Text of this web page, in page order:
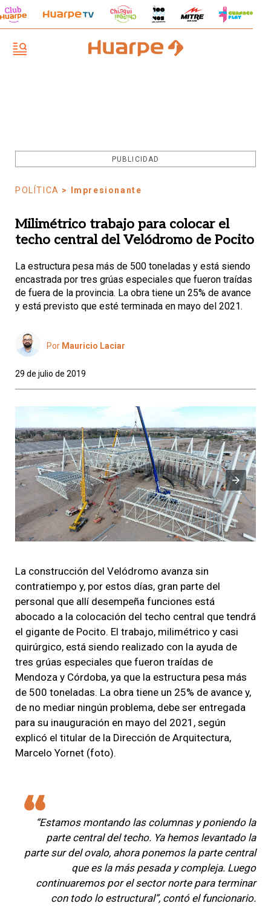
PUBLICIDAD
POLÍTICA > Impresionante
Milimétrico trabajo para colocar el
techo central del Velódromo de Pocito
La estructura pesa más de 500 toneladas y está siendo
encastrada por tres grúas especiales que fueron traídas
de fuera de la provincia. La obra tiene un 25% de avance
y está previsto que esté terminada en mayo del 2021.
Por Mauricio Laciar
29 de julio de 2019
La construcción del Velódromo avanza sin
contratiempo y, por estos días, gran parte del
personal que allí desempeña funciones está
abocado a la colocación del techo central que tendrá
el gigante de Pocito. El trabajo, milimétrico y casi
quirúrgico, está siendo realizado con la ayuda de
tres grúas especiales que fueron traídas de
Mendoza y Córdoba, ya que la estructura pesa más
de 500 toneladas. La obra tiene un 25% de avance y,
de no mediar ningún problema, debe ser entregada
para su inauguración en mayo del 2021, según
explicó el titular de la Dirección de Arquitectura,
Marcelo Yornet (foto).
“Estamos montando las columnas y poniendo la
parte central del techo. Ya hemos levantado la
parte sur del ovalo, ahora ponemos la parte central
que es la más pesada y compleja. Luego
continuaremos por el sector norte para terminar
con todo lo estructural”, contó el funcionario.